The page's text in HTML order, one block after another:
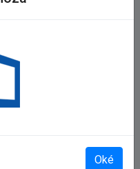
is Samoza
Oké